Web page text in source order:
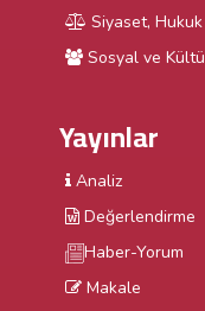
Siyaset,
Sosyal ve
Yayınlar
Analiz
Değerlendirme
Haber-Yorum
Makale